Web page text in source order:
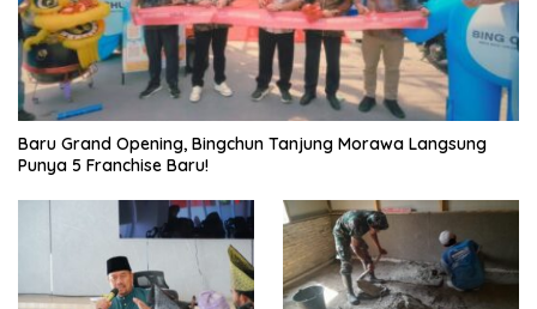
‎Baru Grand Opening, Bingchun Tanjung Morawa Langsung
Punya 5 Franchise Baru!